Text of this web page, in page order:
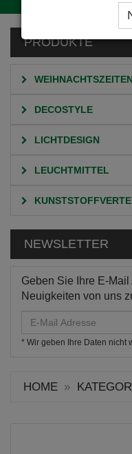
PRODUKTE
WEIHNACHTSZEITEN
DECOSTYLE
LICHTDESIGN
LEUCHTMITTEL
NEWSLETTER
Geben Sie Ihre E-
Neuigkeiten von uns
Mail
Adresse
* Wir geben Ihre Daten nicht
HOME